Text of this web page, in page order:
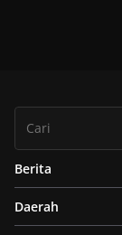
Berita
Daerah